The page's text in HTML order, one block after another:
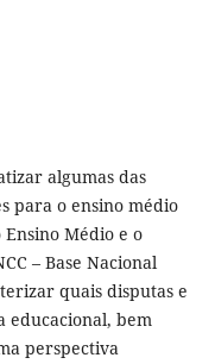
algumas das
para o ensino médio
Médio e o
– Base Nacional
quais disputas e
educacional, bem
perspectiva